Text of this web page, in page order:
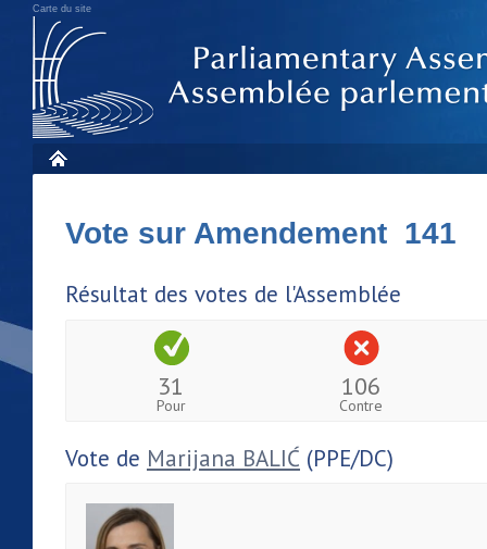
Carte du site
Vote sur Amendement 141
Résultat des votes de l'Assemblée
31
Pour
106
Contre
Vote de Marijana BALIĆ (PPE/DC)